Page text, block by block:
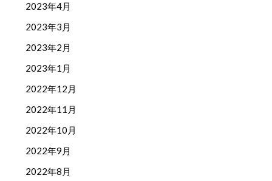
2023年4月
2023年3月
2023年2月
2023年1月
2022年12月
2022年11月
2022年10月
2022年9月
2022年8月